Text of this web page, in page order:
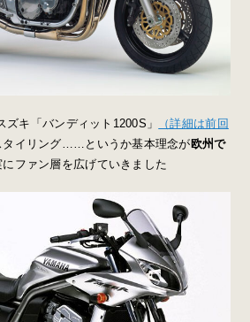
キ「バンディット1200S」
（詳細は前回
タイリング……というか基本理念が 欧州で
にファン層を広げていきました